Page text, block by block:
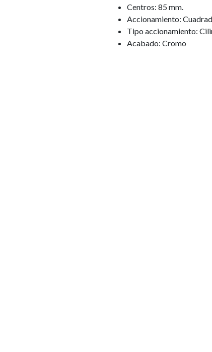
Centros: 85 mm.
Accionamiento:
Tipo accionamiento:
Acabado: Cromo